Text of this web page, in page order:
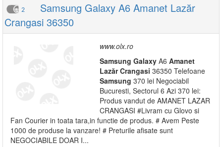
2
Samsung Galaxy A6 Amanet Lazăr
Crangasi 36350
www.olx.ro
Samsung Galaxy A6 Amanet
Lazăr Crangasi 36350 Telefoane
Samsung 370 lei Negociabil
Bucuresti, Sectorul 6 Azi 370 lei:
Produs vandut de AMANET LAZAR
CRANGASI #Livram cu Glovo si
Fan Courier in toata tara,in functie de produs. # Avem Peste
1000 de produse la vanzare! # Preturile afisate sunt
NEGOCIABILE DOAR I...